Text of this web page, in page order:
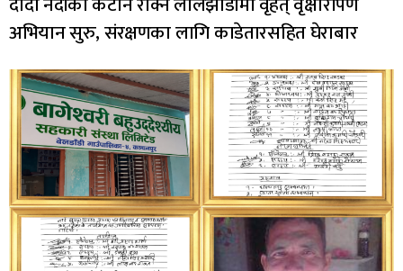
अभियान सुरु, संरक्षणका लागि काडेतारसहित घेराबार